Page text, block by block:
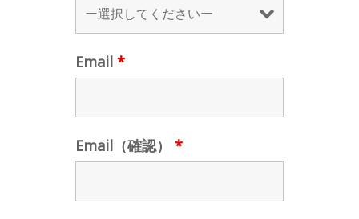
Email *
Email（確認） *